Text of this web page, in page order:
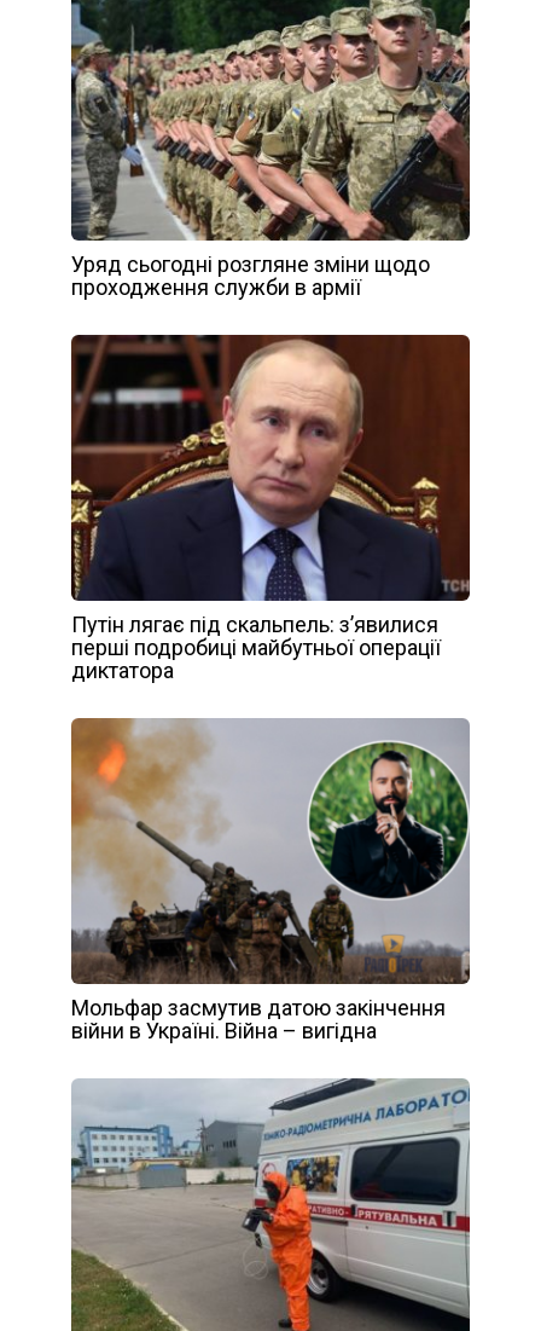
Уряд сьогодні розгляне зміни щодо
проходження служби в армії
Путін лягає під скальпель: з’явилися
перші подробиці майбутньої операції
диктатора
Мольфар засмутив датою закінчення
війни в Україні. Війна – вигідна